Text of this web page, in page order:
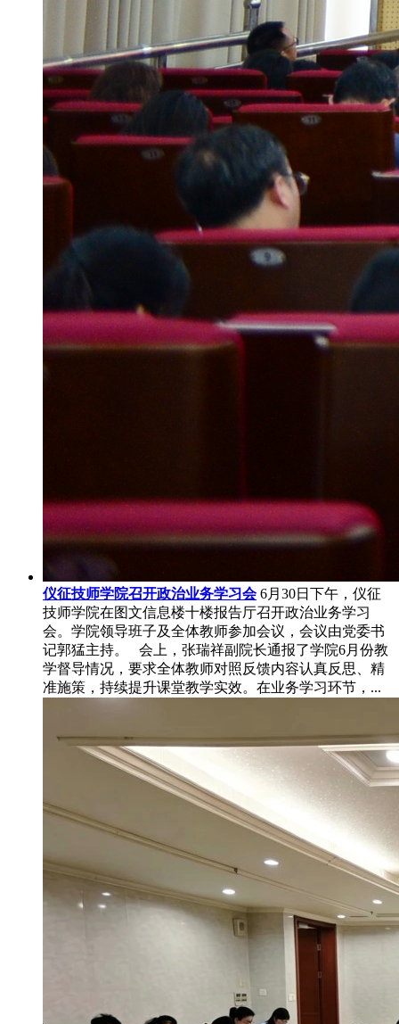
仪征技师学院召开政治业务学习会 6月30日下午，仪征
技师学院在图文信息楼十楼报告厅召开政治业务学习
会。学院领导班子及全体教师参加会议，会议由党委书
记郭猛主持。 会上，张瑞祥副院长通报了学院6月份教
学督导情况，要求全体教师对照反馈内容认真反思、精
准施策，持续提升课堂教学实效。在业务学习环节，...